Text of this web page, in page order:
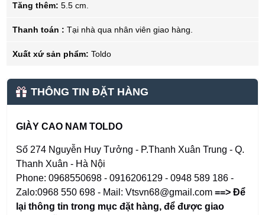
Tăng thêm: 5.5 cm.
Thanh toán : Tại nhà qua nhân viên giao hàng.
Xuất xứ sản phẩm: Toldo
THÔNG TIN ĐẶT HÀNG
GIÀY CAO NAM TOLDO
Số 274 Nguyễn Huy Tưởng - P.Thanh Xuân Trung - Q.
Thanh Xuân - Hà Nội
Phone: 0968550698 - 0916206129 - 0948 589 186 -
Zalo:0968 550 698 - Mail: Vtsvn68@gmail.com==> Để
lại thông tin trong mục đặt hàng,để được giao